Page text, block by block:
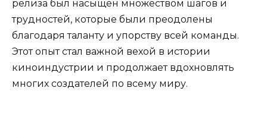
релиза был насыщен множеством шагов и
трудностей, которые были преодолены
благодаря таланту и упорству всей команды.
Этот опыт стал важной вехой в истории
киноиндустрии и продолжает вдохновлять
многих создателей по всему миру.